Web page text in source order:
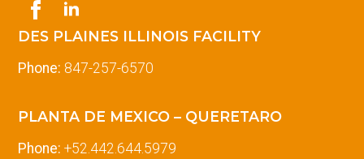
DES PLAINES ILLINOIS FACILITY
Phone: 847-257-6570
PLANTA DE MEXICO – QUERETARO
Phone: +52.442.644.5979